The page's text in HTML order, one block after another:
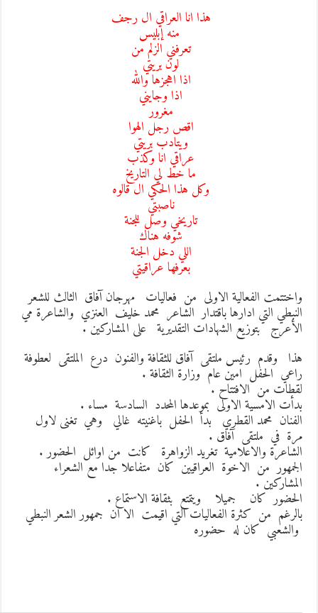
هذا انا العراقي ال رجف
منه إبليس
تعرفني الزلم من
لون بريتي
اذا اهجزها والله
اذا وجايني
مغرور
اقص رجل الهوا
ويتادب بريتي
عراقي انا وكذب
ما خط لي التاريخ
وكل هذا الحكي ال قالوه
ناصبتي
تاريخي وصل للجنة
شوفه هناك
اللي دخل الجنة
بعرفها عراقيتي
الفعالية الاولى من فعاليات مهرجان آفاق الثالث للشعر
التي ادارها باقتدار الشاعر محمد خليف العنزي والشاعرة مي
بتوزيع الشهادات التقديرية على المشاركين .
وقدم رئيس ملتقى آفاق للثقافة والفنون درع الملتقى لعطوفة
الحفل امين عام وزارة الثقافة .
من الافتتاح .
الامسية الاولى بموعدها المحدد السادسة مساء .
محمد القطري بدأ الحفل باغنيته غالي وهي تغنى لاول
في ملتقى آفاق .
والاعلامية تغريد الزواهرة كانت من اوائل الحضور .
من الاخوة العراقيين كان متفاعلا جدا مع الشعراء
.
كان جميلا ويتمتع بثقافة الاستماع .
من كثرة الفعاليات التي اقيمت الا ان جمهور الشعر النبطي
كان له حضوره